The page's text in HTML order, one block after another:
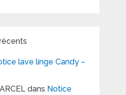
lave linge Candy –
dans Notice